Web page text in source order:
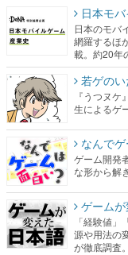
日本モ
日本のモバ
網羅するほ
載。約20年
若ゲの
『うつヌ
生によるゲ
なんで
ゲーム開発
な形から解
ゲーム
「経験値
源や用法の
が徹底調査。